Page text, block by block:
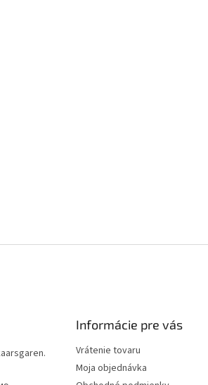
Informácie pre vás
Vrátenie tovaru
Moja objednávka